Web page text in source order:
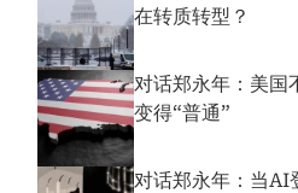
在转质转型？
对话郑永年：美国
变得“普通”
对话郑永年：当AI